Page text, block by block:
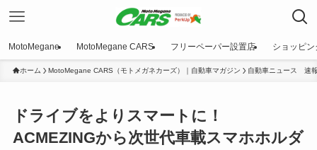
MotoMegane MotoMegane CARS フリーペーパー設置店 ショッピン
ホーム MotoMegane CARS（モトメガネカーズ）｜自動車マガジン 自動車ニュース 速
ドライブをよりスマートに！
ACMEZINGから次世代車載スマホホルダ